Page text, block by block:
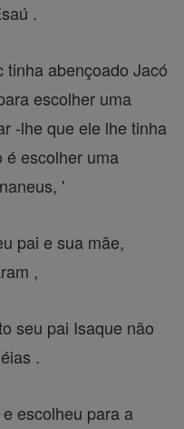
.
abençoado Jacó
escolher uma
-lhe que ele lhe tinha
é escolher uma
'
pai e sua mãe,
,
seu pai Isaque não
.
escolheu para a